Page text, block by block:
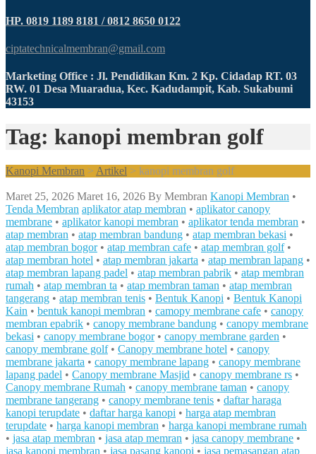
HP. 0819 1189 8181 / 0812 8650 0122
ciptatechnicalmembran@gmail.com
Marketing Office : Jl. Pendidikan Km. 2 Kp. Cidadap RT. 03
RW. 01 Desa Muaradua, Kec. Kadudampit, Kab. Sukabumi
43153
Tag: kanopi membran golf
Kanopi Membran > Artikel > kanopi membran golf
Maret 25, 2026 Maret 16, 2026 By Membran Kanopi Membran •
Tenda Membran aplikator atap membran • aplikator canopy
membrane • aplikator kanopi membran • aplikator tenda membran •
atap membran • atap membran bandung • atap membran bekasi •
atap membran bogor• atap membran cafe • atap membran golf•
atap membran hotel • atap membran jakarta • atap membran lapang •
atap membran lapang padel • atap membran pabrik • atap membran
rumah • atap membran ta • atap membran taman • atap membran
tangerang • atap membran tenis • Bentuk Kanopi • Bentuk Kanopi
Kain • bentuk kanopi membran • camopy membrane cafe • canopy
membran epabrik • canopy membrane bandung • canopy membrane
bekasi • canopy membrane bogor• canopy membrane garden •
canopy membrane golf• Canopy membrane hotel • canopy
membrane jakarta • canopy membrane lapang • canopy membrane
lapang padel • Canopy membrane Masjid • canopy membrane rs •
Canopy membrane Rumah • canopy membrane taman • canopy
membrane tangerang • canopy membrane tenis • daftar haraga
kanopi terupdate • daftar harga kanopi • harga atap membran
terupdate • harga kanopi membran • harga kanopi membrane rumah
• jasa atap membran • jasa atap memran • jasa canopy membrane •
jasa kanopi membran • jasa pasang kanopi • jasa pemasangan atap